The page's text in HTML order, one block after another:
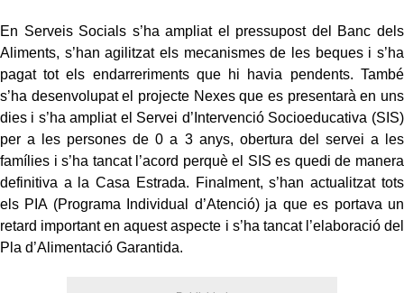
En Serveis Socials s’ha ampliat el pressupost del Banc dels
Aliments, s’han agilitzat els mecanismes de les beques i s’ha
pagat tot els endarreriments que hi havia pendents. També
s’ha desenvolupat el projecte Nexes que es presentarà en uns
dies i s’ha ampliat el Servei d’Intervenció Socioeducativa (SIS)
per a les persones de 0 a 3 anys, obertura del servei a les
famílies i s’ha tancat l’acord perquè el SIS es quedi de manera
definitiva a la Casa Estrada. Finalment, s’han actualitzat tots
els PIA (Programa Individual d’Atenció) ja que es portava un
retard important en aquest aspecte i s’ha tancat l’elaboració del
Pla d’Alimentació Garantida.